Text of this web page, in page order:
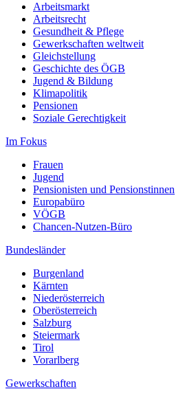
Arbeitsmarkt
Arbeitsrecht
Gesundheit & Pflege
Gewerkschaften weltweit
Gleichstellung
Geschichte des ÖGB
Jugend & Bildung
Klimapolitik
Pensionen
Soziale Gerechtigkeit
Im Fokus
Frauen
Jugend
Pensionisten und Pensionstinnen
Europabüro
VÖGB
Chancen-Nutzen-Büro
Bundesländer
Burgenland
Kärnten
Niederösterreich
Oberösterreich
Salzburg
Steiermark
Tirol
Vorarlberg
Gewerkschaften